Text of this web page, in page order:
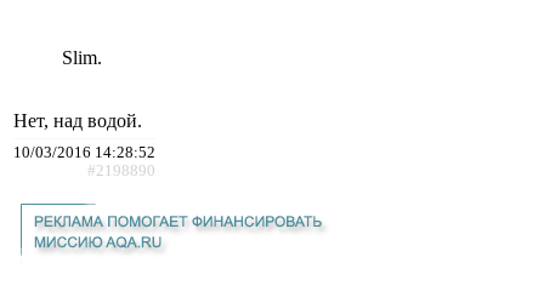
Slim.
Нет, над водой.
10/03/2016 14:28:52
#2198890